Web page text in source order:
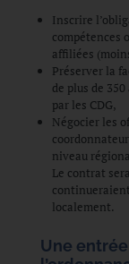
Inscrire
compétences
affiliées
Préserver la
de plus de
par les CDG,
Négocier les
niveau
Le contrat
localement.
Une